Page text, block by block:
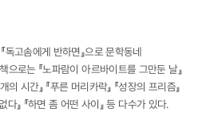
독고솜에게 반하면』으로 문학동네
로는 『노파람이 아르바이트를 그만둔 날』
시간』 『푸른 머리카락』 『성장의 프리즘』
다』 『하면 좀 어떤 사이』 등 다수가 있다.